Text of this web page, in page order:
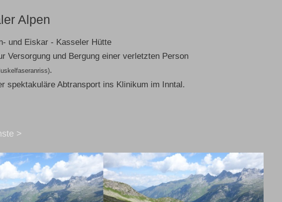
Alpen
und Eiskar - Kasseler Hütte
Versorgung und Bergung einer verletzten Person
.
spektakuläre Abtransport ins Klinikum im Inntal.
>